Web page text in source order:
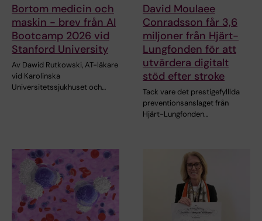
Bortom medicin och
maskin - brev från AI
Bootcamp 2026 vid
Stanford University
Av Dawid Rutkowski, AT-läkare
vid Karolinska
Universitetssjukhuset och…
David Moulaee
Conradsson får 3,6
miljoner från Hjärt-
Lungfonden för att
utvärdera digitalt
stöd efter stroke
Tack vare det prestigefylllda
preventionsanslaget från
Hjärt-Lungfonden…